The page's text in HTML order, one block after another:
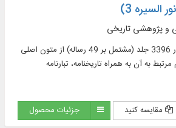
السیره 3)
متن 1425 عنوان کتاب در 3396 جلد (مشتمل بر 49 رساله) از متون اصلی
به آن به همراه تاریخنامه، تبارنامه
مقایسه کنید جزئیات محصول